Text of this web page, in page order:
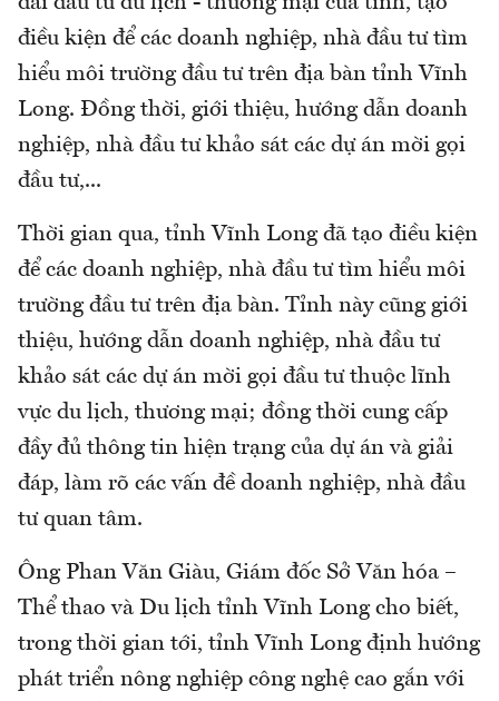
điều kiện để các doanh nghiệp, nhà đầu tư tìm
hiểu môi trường đầu tư trên địa bàn tỉnh Vĩnh
Long. Đồng thời, giới thiệu, hướng dẫn doanh
nghiệp, nhà đầu tư khảo sát các dự án mời gọi
đầu tư,...
Thời gian qua, tỉnh Vĩnh Long đã tạo điều kiện
để các doanh nghiệp, nhà đầu tư tìm hiểu môi
trường đầu tư trên địa bàn. Tỉnh này cũng giới
thiệu, hướng dẫn doanh nghiệp, nhà đầu tư
khảo sát các dự án mời gọi đầu tư thuộc lĩnh
vực du lịch, thương mại; đồng thời cung cấp
đầy đủ thông tin hiện trạng của dự án và giải
đáp, làm rõ các vấn đề doanh nghiệp, nhà đầu
tư quan tâm.
Ông Phan Văn Giàu, Giám đốc Sở Văn hóa –
Thể thao và Du lịch tỉnh Vĩnh Long cho biết,
trong thời gian tới, tỉnh Vĩnh Long định hướng
phát triển nông nghiệp công nghệ cao gắn với